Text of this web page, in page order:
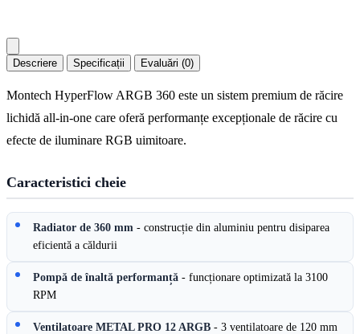
Descriere Specificații Evaluări (0)
Montech HyperFlow ARGB 360 este un sistem premium de răcire
lichidă all-in-one care oferă performanțe excepționale de răcire cu
efecte de iluminare RGB uimitoare.
Caracteristici cheie
Radiator de 360 mm - construcție din aluminiu pentru disiparea
eficientă a căldurii
Pompă de înaltă performanță - funcționare optimizată la 3100
RPM
Ventilatoare METAL PRO 12 ARGB - 3 ventilatoare de 120 mm